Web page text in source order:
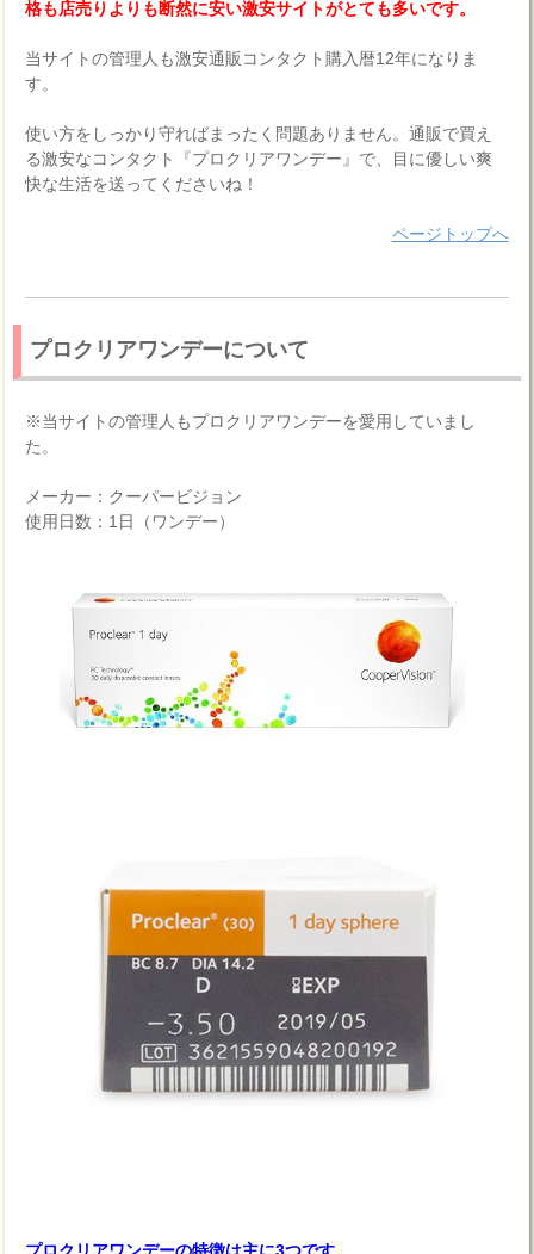
格も店売りよりも断然に安い激安サイトがとても多いです。
当サイトの管理人も激安通販コンタクト購入暦12年になりま
す。
使い方をしっかり守ればまったく問題ありません。通販で買え
る激安なコンタクト『プロクリアワンデー』で、目に優しい爽
快な生活を送ってくださいね！
ページトップへ
プロクリアワンデーについて
※当サイトの管理人もプロクリアワンデーを愛用していまし
た。
メーカー：クーパービジョン
使用日数：1日（ワンデー）
プロクリアワンデーの特徴は主に3つです。